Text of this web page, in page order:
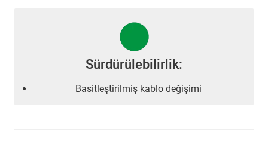
Sürdürülebilirlik:
Basitleştirilmiş kablo değişimi